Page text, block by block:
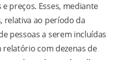
preços. Esses, mediante
relativa ao período da
pessoas a serem incluídas
com dezenas de